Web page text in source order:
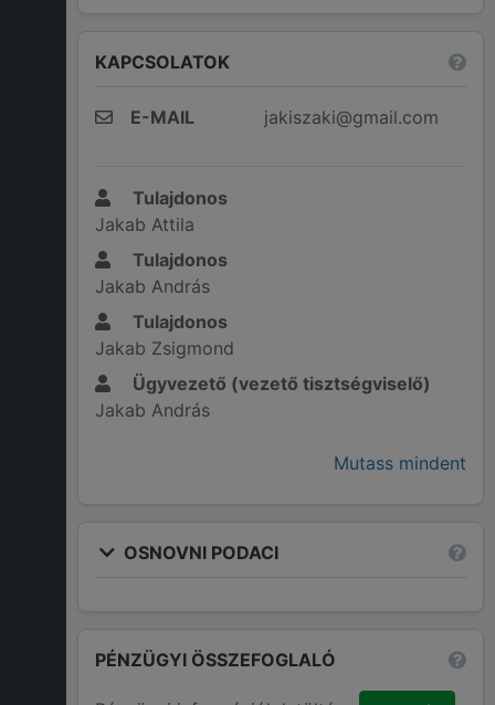
KAPCSOLATOK
E-MAIL jakiszaki@gmail.com
Tulajdonos
Jakab Attila
Tulajdonos
Jakab András
Tulajdonos
Jakab Zsigmond
Ügyvezető (vezető tisztségviselő)
Jakab András
Mutass mindent
OSNOVNI PODACI
PÉNZÜGYI ÖSSZEFOGLALÓ